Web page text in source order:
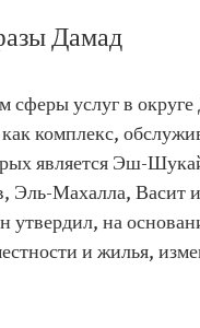
Дамад
сферы услуг в
комплекс,
является Эш-
Махалла, Васит
утвердил, на
и жилья,